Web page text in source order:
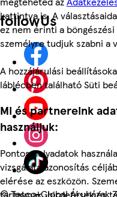
kattintva is. A
ez nem érinti a
személyre tudjuk szabni a
A hozzájárulási
láblécben található Süti
Mi és partnereink
használjuk:
Pontos helyadatok
vizsgálata azonosítás
elérése az eszközön.
followUs
©Tesco-Global Áruházak